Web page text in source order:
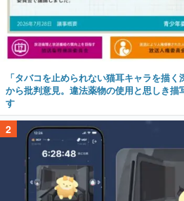
「タバコを止められない猫耳キャラを描
から批判意見。違法薬物の使用と思しき
す
2